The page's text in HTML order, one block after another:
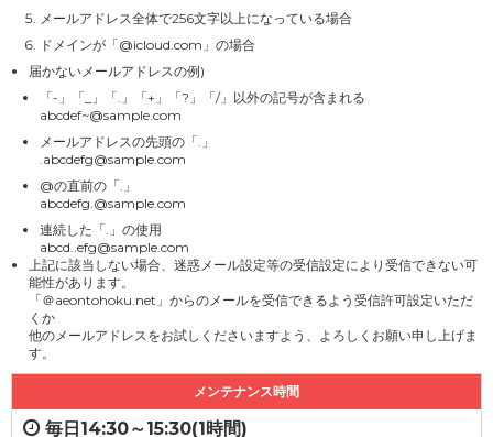
メールアドレス全体で256文字以上になっている場合
ドメインが「@icloud.com」の場合
届かないメールアドレスの例)
「-」「_」「.」「+」「?」「/」以外の記号が含まれる
abcdef~@sample.com
メールアドレスの先頭の「.」
.abcdefg@sample.com
@の直前の「.」
abcdefg.@sample.com
連続した「.」の使用
abcd..efg@sample.com
上記に該当しない場合、迷惑メール設定等の受信設定により受信できない可
能性があります。
「＠aeontohoku.net」からのメールを受信できるよう受信許可設定いただ
くか
他のメールアドレスをお試しくださいますよう、よろしくお願い申し上げま
す。
メンテナンス時間
毎日14:30～15:30(1時間)